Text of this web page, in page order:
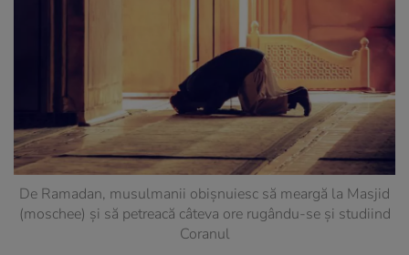
De Ramadan, musulmanii obișnuiesc să meargă la Masjid
(moschee) și să petreacă câteva ore rugându-se și studiind
Coranul